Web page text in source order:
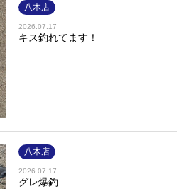
八木店
2026.07.17
キス釣れてます！
八木店
2026.07.17
グレ爆釣